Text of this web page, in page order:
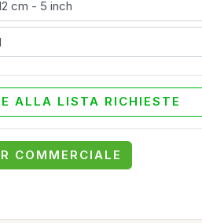
ALLA LISTA RICHIESTE
COMMERCIALE